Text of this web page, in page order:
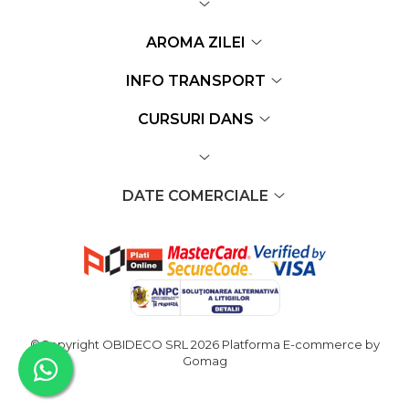
AROMA ZILEI
INFO TRANSPORT
CURSURI DANS
DATE COMERCIALE
©Copyright OBIDECO SRL 2026 Platforma E-commerce by
Gomag